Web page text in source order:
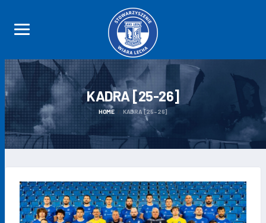
KADRA[25-26]
HOME KADRA [25-26]